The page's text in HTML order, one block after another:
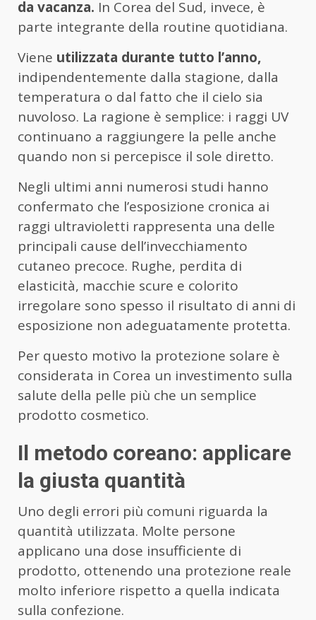
da vacanza. In Corea del Sud, invece, è
parte integrante della routine quotidiana.
Viene utilizzata durante tutto l’anno,
indipendentemente dalla stagione, dalla
temperatura o dal fatto che il cielo sia
nuvoloso. La ragione è semplice: i raggi UV
continuano a raggiungere la pelle anche
quando non si percepisce il sole diretto.
Negli ultimi anni numerosi studi hanno
confermato che l’esposizione cronica ai
raggi ultravioletti rappresenta una delle
principali cause dell’invecchiamento
cutaneo precoce. Rughe, perdita di
elasticità, macchie scure e colorito
irregolare sono spesso il risultato di anni di
esposizione non adeguatamente protetta.
Per questo motivo la protezione solare è
considerata in Corea un investimento sulla
salute della pelle più che un semplice
prodotto cosmetico.
Il metodo coreano: applicare
la giusta quantità
Uno degli errori più comuni riguarda la
quantità utilizzata. Molte persone
applicano una dose insufficiente di
prodotto, ottenendo una protezione reale
molto inferiore rispetto a quella indicata
sulla confezione.